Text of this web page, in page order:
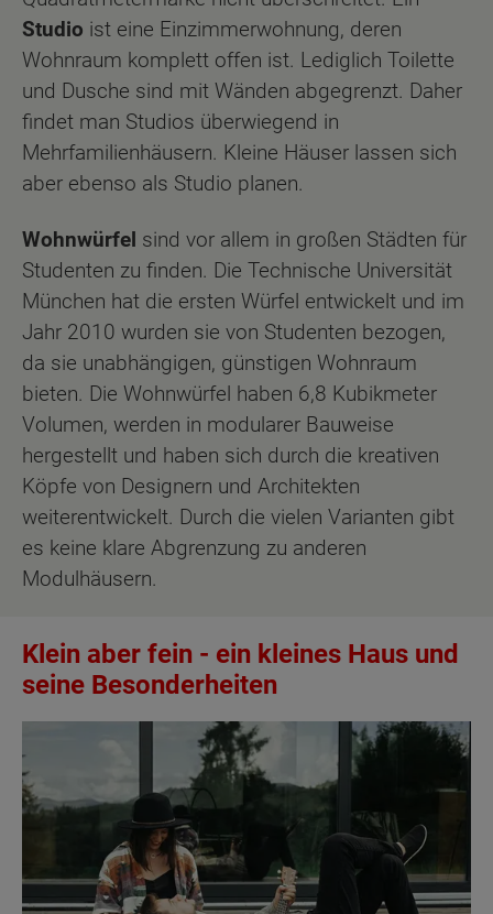
Studio ist eine Einzimmerwohnung, deren
Wohnraum komplett offen ist. Lediglich Toilette
und Dusche sind mit Wänden abgegrenzt. Daher
findet man Studios überwiegend in
Mehrfamilienhäusern. Kleine Häuser lassen sich
aber ebenso als Studio planen.
Wohnwürfel sind vor allem in großen Städten für
Studenten zu finden. Die Technische Universität
München hat die ersten Würfel entwickelt und im
Jahr 2010 wurden sie von Studenten bezogen,
da sie unabhängigen, günstigen Wohnraum
bieten. Die Wohnwürfel haben 6,8 Kubikmeter
Volumen, werden in modularer Bauweise
hergestellt und haben sich durch die kreativen
Köpfe von Designern und Architekten
weiterentwickelt. Durch die vielen Varianten gibt
es keine klare Abgrenzung zu anderen
Modulhäusern.
Klein aber fein - ein kleines Haus und
seine Besonderheiten